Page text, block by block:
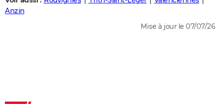
Destinations
City break
Voyage nature
Voyage de noces
Forum
Climat
+
PHOTO
Anzin
Mise à jour le 07/07/26